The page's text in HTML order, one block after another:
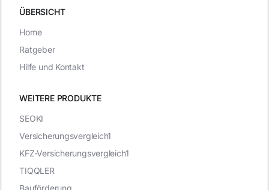
ÜBERSICHT
WEITERE PRODUKTE
SEOKI
Versicherungsvergleich1
KFZ-Versicherungsvergleich1
TIQQLER
Bauförderung
Home
Ratgeber
Hilfe und Kontakt